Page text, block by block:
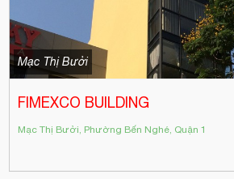
Mạc Thị Bưởi
FIMEXCO BUILDING
Mạc Thị Bưởi, Phường Bến Nghé, Quận 1